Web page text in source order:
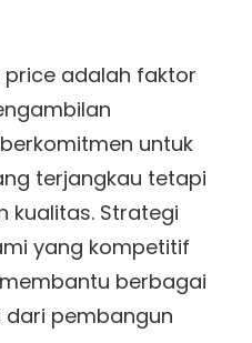
price adalah faktor
untuk
terjangkau tetapi
kualitas. Strategi
yang kompetitif
berbagai
dari pembangun